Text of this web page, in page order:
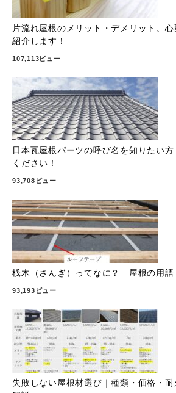
片流れ屋根のメリット・デメリット。
紹介します！
107,113ビュー
日本瓦屋根パーツの呼び名を知りたい
ください！
93,708ビュー
桟木（さんぎ）ってなに？ 屋根の用
93,193ビュー
失敗しない屋根材選び｜種類・価格・